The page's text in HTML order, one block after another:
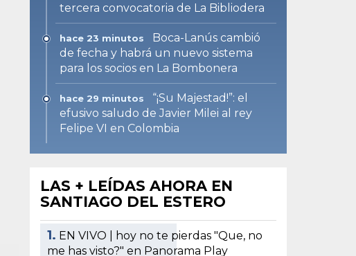
tercera convocatoria de La Bibliodera
hace 23 minutos
Boca-Lanús cambió
de fecha y habrá un nuevo sistema
para los socios en La Bombonera
hace 29 minutos
“¡Su Majestad!”: el
efusivo saludo de Javier Milei al rey
Felipe VI en Colombia
LAS + LEÍDAS AHORA EN
SANTIAGO DEL ESTERO
1. EN VIVO | hoy no te pierdas "Que, no
me has visto?" en Panorama Play